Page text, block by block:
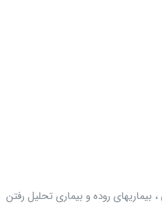
روده و بیماری تحلیل رفتن